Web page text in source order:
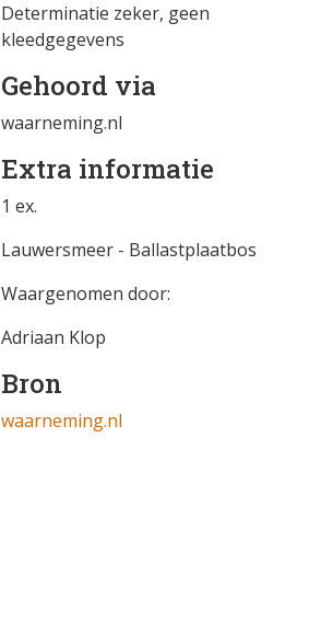
Determinatie zeker, geen
kleedgegevens
Gehoord via
waarneming.nl
Extra informatie
1 ex.
Lauwersmeer - Ballastplaatbos
Waargenomen door:
Adriaan Klop
Bron
waarneming.nl